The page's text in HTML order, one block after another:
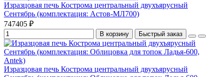
Изразцовая печь Кострома центральный двухъярусный
Сентябрь (комплектация: Астов-МЛ700)
747405 ₽
В корзину Быстрый заказ
Изразцовая печь Кострома центральный двухъярусный